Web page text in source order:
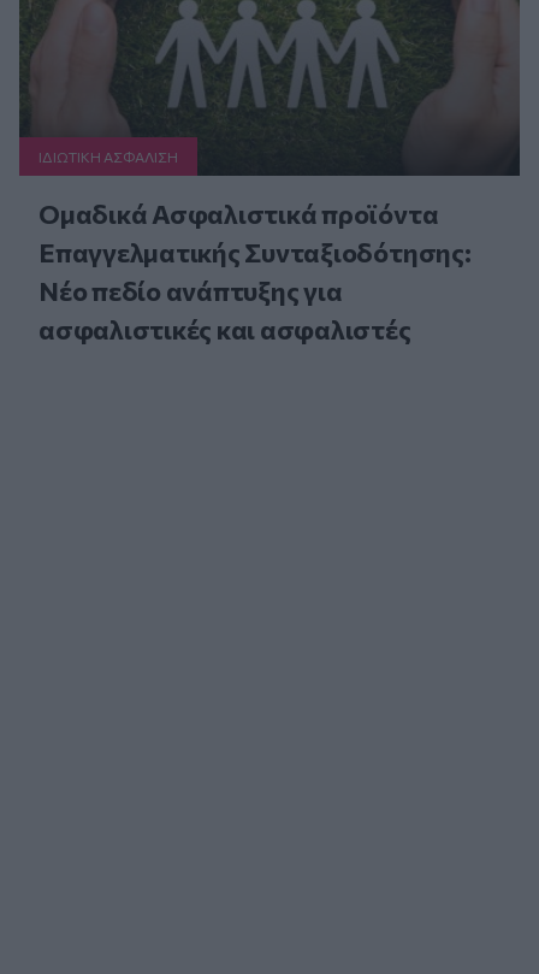
ΙΔΙΩΤΙΚΗ ΑΣΦAΛΙΣΗ
Ομαδικά Ασφαλιστικά προϊόντα
Επαγγελματικής Συνταξιοδότησης:
Νέο πεδίο ανάπτυξης για
ασφαλιστικές και ασφαλιστές